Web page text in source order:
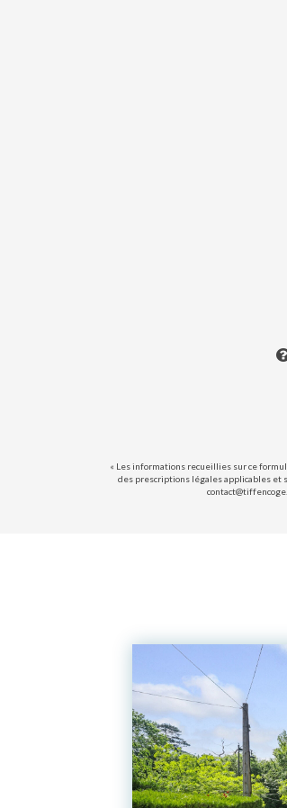
« Les informations recueillies sur ce
des prescriptions légales applicables et